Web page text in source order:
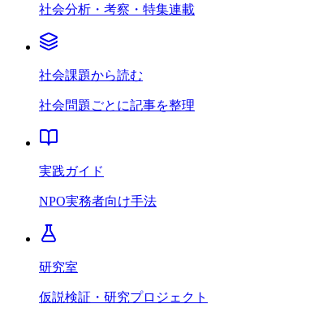
社会分析・考察・特集連載
社会課題から読む
社会問題ごとに記事を整理
実践ガイド
NPO実務者向け手法
研究室
仮説検証・研究プロジェクト